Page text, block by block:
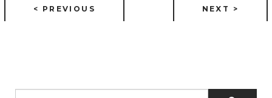
< PREVIOUS NEXT >